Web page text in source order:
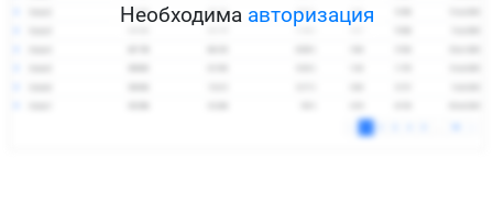
Необходима авторизация